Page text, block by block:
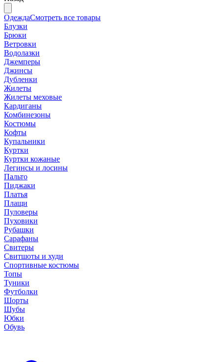
ОдеждаСмотреть все товары
Блузки
Брюки
Ветровки
Водолазки
Джемперы
Джинсы
Дубленки
Жилеты
Жилеты меховые
Кардиганы
Комбинезоны
Костюмы
Кофты
Купальники
Куртки
Куртки кожаные
Легинсы и лосины
Пальто
Пиджаки
Платья
Плащи
Пуловеры
Пуховики
Рубашки
Сарафаны
Свитеры
Свитшоты и худи
Спортивные костюмы
Топы
Туники
Футболки
Шорты
Шубы
Юбки
Обувь